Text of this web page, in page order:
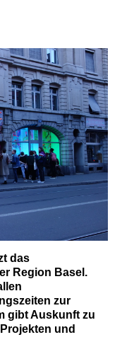
das
Region Basel.
zur
gibt Auskunft zu
und